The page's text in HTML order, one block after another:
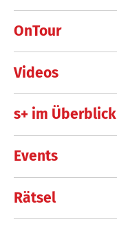
OnTour
Videos
s+ im Überblick
Events
Rätsel